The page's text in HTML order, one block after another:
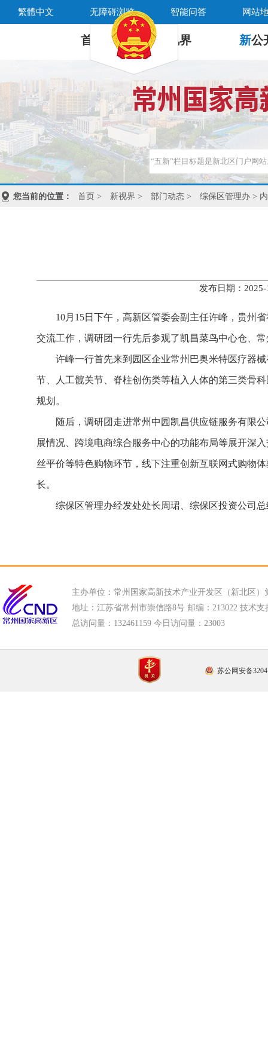
繁體中文 无障碍浏览 智能问答 网站
首 页 新 视界 新公
您当前的位置： 首页 > 新视界 > 部门动态 > 综保区管理办 >
发布日期：
10月15日下午，高新区管委会副主任许峰，贵州
交流工作，调研团一行先后参观了凯昌菜鸟中心仓、
许峰一行首先来到园区企业常州巴奥米特医疗器
节、人工髋关节、脊柱创伤类等植入人体的第三类骨
规划。
随后，调研团走进常州中园凯昌供应链服务有限
展情况、跨境电商综合服务中心的功能布局等展开深
丝平价等特色购物环节，线下注重创新互联网式购物
长。
综保区管理办经发处处长周珺、综保区投资公司
主办单位：常州国家高新技术产业开发区（新北区）
地址：江苏省常州市崇信路8号 邮编：213022 技术支
总访问量： 132461159 今日访问量： 23003
苏公网安备